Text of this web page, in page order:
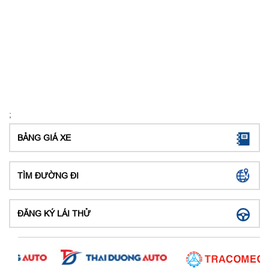
;
BẢNG GIÁ XE
TÌM ĐƯỜNG ĐI
ĐĂNG KÝ LÁI THỬ